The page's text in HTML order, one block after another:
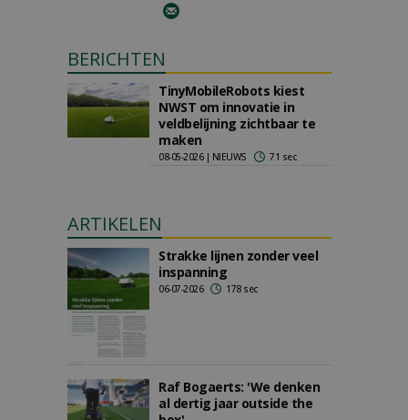
BERICHTEN
TinyMobileRobots kiest
NWST om innovatie in
veldbelijning zichtbaar te
maken
08-05-2026 | NIEUWS 71 sec
ARTIKELEN
Strakke lijnen zonder veel
inspanning
06-07-2026 178 sec
Raf Bogaerts: 'We denken
al dertig jaar outside the